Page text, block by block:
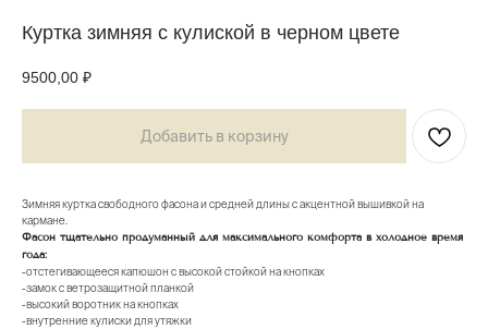
Куртка зимняя с кулиской в черном цвете
9500,00 ₽
Добавить в корзину
Зимняя куртка свободного фасона и средней длины с акцентной вышивкой на
кармане.
Фасон тщательно продуманный для максимального комфорта в холодное время
года:
-отстегивающееся капюшон с высокой стойкой на кнопках
-замок с ветрозащитной планкой
-высокий воротник на кнопках
-внутренние кулиски для утяжки